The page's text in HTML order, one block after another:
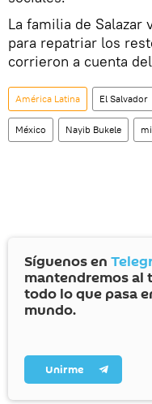
La familia de Salazar
para repatriar los
corrieron a cuenta
América Latina El Salvador
México Nayib Bukele
Síguenos en
mantendremos al
todo lo que pasa
mundo.
Unirme